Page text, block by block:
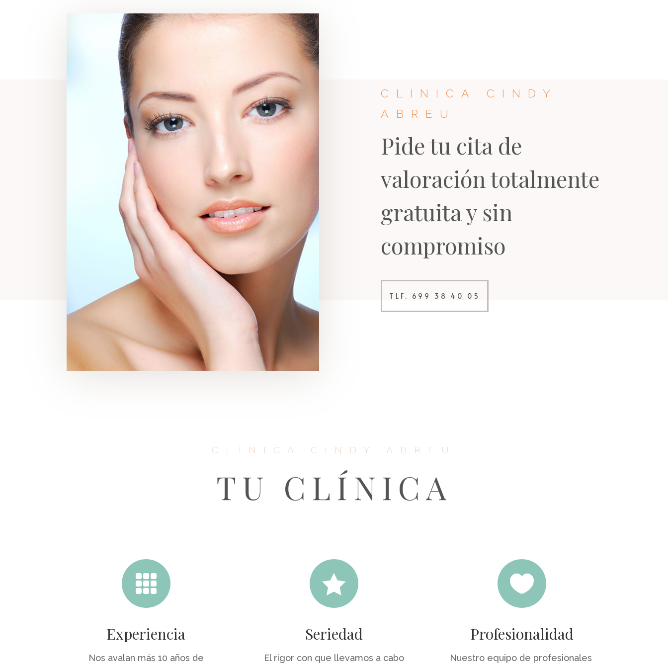
CLINICA CINDY
ABREU
Pide tu cita de
valoración totalmente
gratuita y sin
compromiso
TLF. 699 38 40 05
CLÍNICA CINDY ABREU
TU CLÍNICA

Experiencia
Nos avalan más 10 años de

Seriedad
El rigor con que llevamos a cabo

Profesionalidad
Nuestro equipo de profesionales